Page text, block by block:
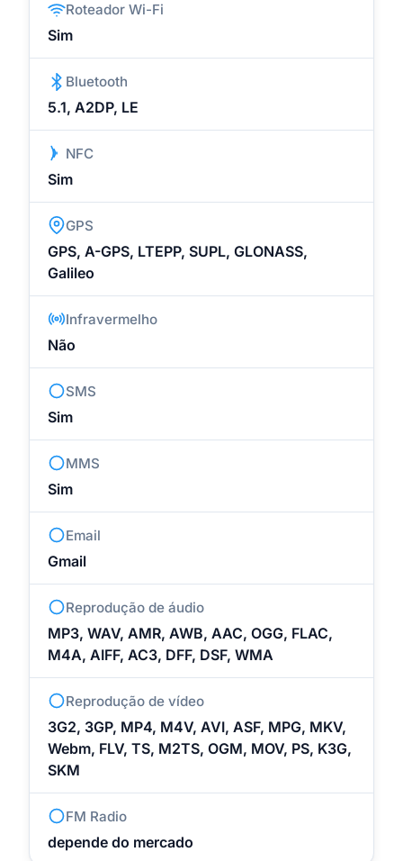
Roteador Wi-Fi
Sim
Bluetooth
5.1, A2DP, LE
NFC
Sim
GPS
GPS, A-GPS, LTEPP, SUPL, GLONASS,
Galileo
Infravermelho
Não
SMS
Sim
MMS
Sim
Email
Gmail
Reprodução de áudio
MP3, WAV, AMR, AWB, AAC, OGG, FLAC,
M4A, AIFF, AC3, DFF, DSF, WMA
Reprodução de vídeo
3G2, 3GP, MP4, M4V, AVI, ASF, MPG, MKV,
Webm, FLV, TS, M2TS, OGM, MOV, PS, K3G,
SKM
FM Radio
depende do mercado